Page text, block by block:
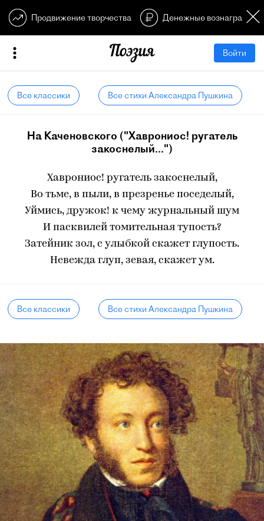
Продвижение творчества Денежные
Войти
Все классики Все стихи Александра Пушкина
На Каченовского ("Хаврониос! ругатель
закоснелый...")
Хаврониос! ругатель закоснелый,
Во тьме, в пыли, в презренье поседелый,
Уймись, дружок! к чему журнальный шум
И пасквилей томительная тупость?
Затейник зол, с улыбкой скажет глупость.
Невежда глуп, зевая, скажет ум.
Все классики Все стихи Александра Пушкина